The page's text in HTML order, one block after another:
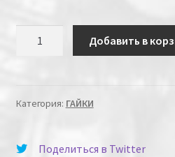
Добавить в
Категория: ГАЙКИ
Поделиться в Twitter